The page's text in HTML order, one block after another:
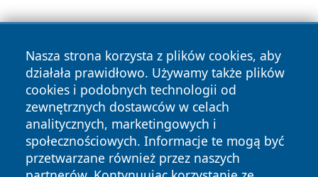
Nasza strona korzysta z plików cookies, aby
działała prawidłowo. Używamy także plików
cookies i podobnych technologii od
zewnętrznych dostawców w celach
analitycznych, marketingowych i
społecznościowych. Informacje te mogą być
przetwarzane również przez naszych
Copyright © 2026 naszkedzierzyn.pl Wszystkie prawa
zastrzeżone.